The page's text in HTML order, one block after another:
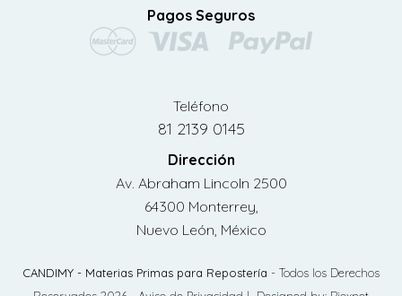
Pagos Seguros
Teléfono
81 2139 0145
Dirección
Av. Abraham Lincoln 2500
64300 Monterrey,
Nuevo León, México
CANDIMY - Materias Primas para Repostería - Todos los Derechos